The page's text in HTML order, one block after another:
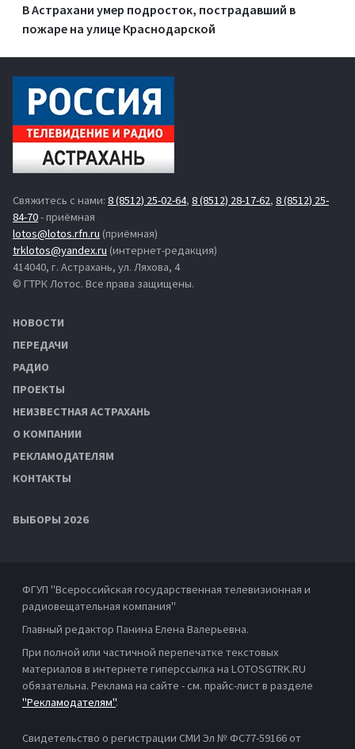
В Астрахани умер подросток, пострадавший в
пожаре на улице Краснодарской
Свяжитесь с нами: 8 (8512) 25-02-64, 8 (8512) 28-17-62, 8 (8512) 25-
84-70- приёмная
lotos@lotos.rfn.ru (приёмная)
trklotos@yandex.ru (интернет-редакция)
414040, г. Астрахань, ул. Ляхова, 4
© ГТРК Лотос. Все права защищены.
НОВОСТИ
ПЕРЕДАЧИ
РАДИО
ПРОЕКТЫ
НЕИЗВЕСТНАЯ АСТРАХАНЬ
О КОМПАНИИ
РЕКЛАМОДАТЕЛЯМ
КОНТАКТЫ
ВЫБОРЫ 2026
ФГУП "Всероссийская государственная телевизионная и
радиовещательная компания"
Главный редактор Панина Елена Валерьевна.
При полной или частичной перепечатке текстовых
материалов в интернете гиперссылка на LOTOSGTRK.RU
обязательна. Реклама на сайте - см. прайс-лист в разделе
"Рекламодателям".
Свидетельство о регистрации СМИ Эл № ФС77-59166 от